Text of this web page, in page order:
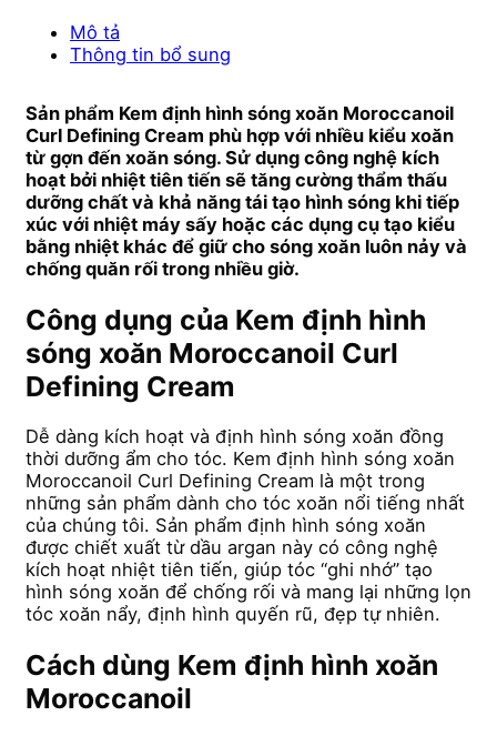
Mô tả
Thông tin bổ sung
Sản phẩm Kem định hình sóng xoăn Moroccanoil
Curl Defining Cream phù hợp với nhiều kiểu xoăn
từ gợn đến xoăn sóng. Sử dụng công nghệ kích
hoạt bởi nhiệt tiên tiến sẽ tăng cường thẩm thấu
dưỡng chất và khả năng tái tạo hình sóng khi tiếp
xúc với nhiệt máy sấy hoặc các dụng cụ tạo kiểu
bằng nhiệt khác để giữ cho sóng xoăn luôn nảy và
chống quăn rối trong nhiều giờ.
Công dụng của Kem định hình
sóng xoăn Moroccanoil Curl
Defining Cream
Dễ dàng kích hoạt và định hình sóng xoăn đồng
thời dưỡng ẩm cho tóc. Kem định hình sóng xoăn
Moroccanoil Curl Defining Cream là một trong
những sản phẩm dành cho tóc xoăn nổi tiếng nhất
của chúng tôi. Sản phẩm định hình sóng xoăn
được chiết xuất từ dầu argan này có công nghệ
kích hoạt nhiệt tiên tiến, giúp tóc “ghi nhớ” tạo
hình sóng xoăn để chống rối và mang lại những lọn
tóc xoăn nẩy, định hình quyến rũ, đẹp tự nhiên.
Cách dùng Kem định hình xoăn
Moroccanoil